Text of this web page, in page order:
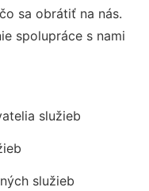
sa obrátiť na nás.
spolupráce s nami
služieb
služieb